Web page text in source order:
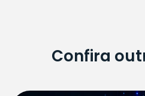
Confira